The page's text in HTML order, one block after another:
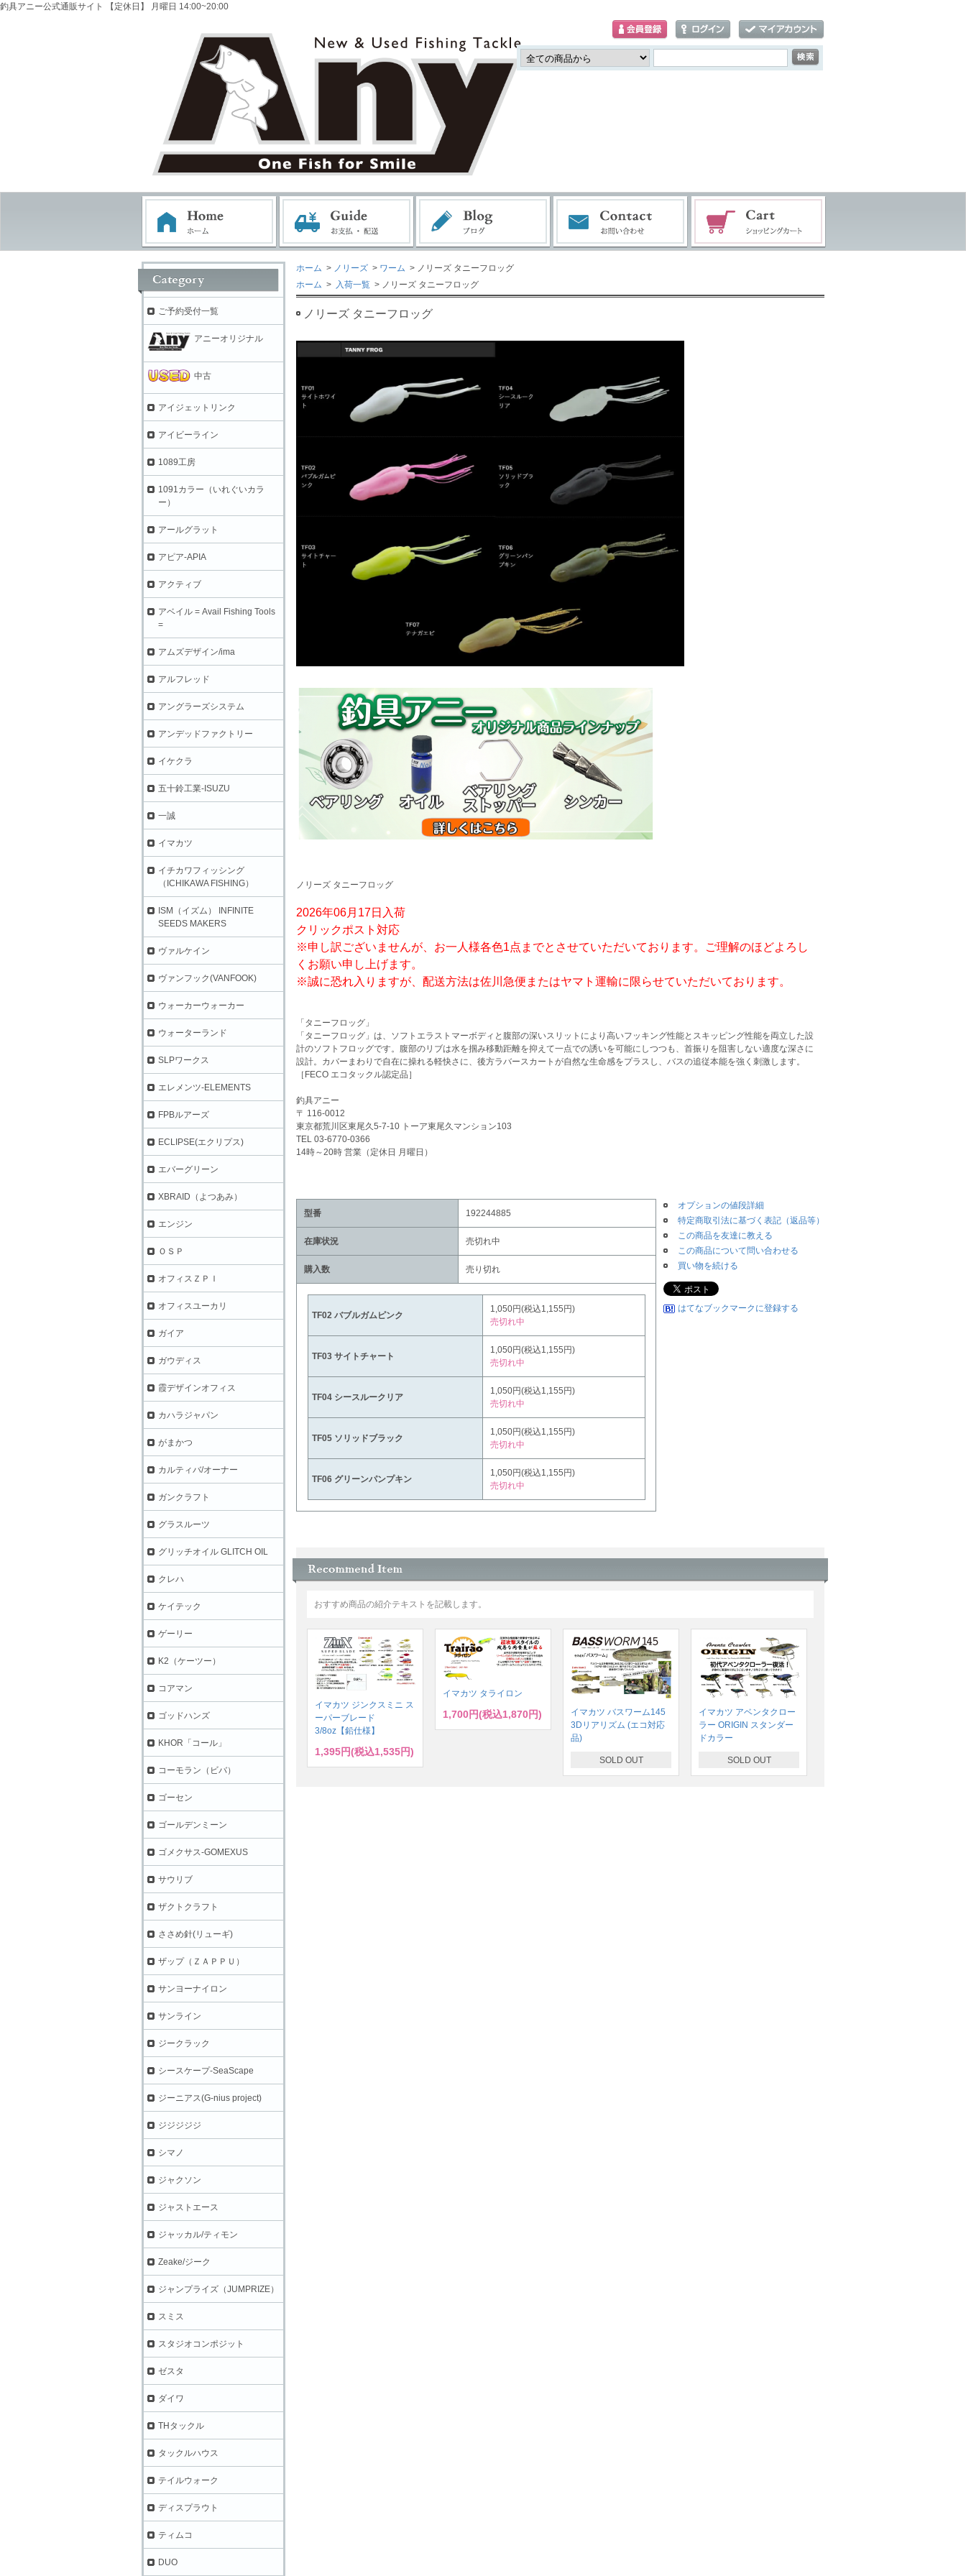
釣具アニー公式通販サイト 【定休日】 月曜日 14:00~20:00
ホーム > ノリーズ > ワーム > ノリーズ タニーフロッグ
ホーム > 入荷一覧 > ノリーズ タニーフロッグ
ノリーズ タニーフロッグ
ノリーズ タニーフロッグ
2026年06月17日入荷
クリックポスト対応
※申し訳ございませんが、お一人様各色1点までとさせていただいております。ご理解のほどよろし
くお願い申し上げます。
※誠に恐れ入りますが、配送方法は佐川急便またはヤマト運輸に限らせていただいております。
「タニーフロッグ」
「タニーフロッグ」は、ソフトエラストマーボディと腹部の深いスリットにより高いフッキング性能とスキッピング性能を両立した設
計のソフトフロッグです。腹部のリブは水を掴み移動距離を抑えて一点での誘いを可能にしつつも、首振りを阻害しない適度な深さに
設計。カバーまわりで自在に操れる軽快さに、後方ラバースカートが自然な生命感をプラスし、バスの追従本能を強く刺激します。
［FECO エコタックル認定品］
釣具アニー
〒 116-0012
東京都荒川区東尾久5-7-10 トーア東尾久マンション103
TEL 03-6770-0366
14時～20時 営業（定休日 月曜日）
型番 192244885
在庫状況 売切れ中
購入数 売り切れ
TF02 バブルガムピンク
1,050円(税込1,155円)
売切れ中
TF03 サイトチャート
1,050円(税込1,155円)
売切れ中
TF04 シースルークリア
1,050円(税込1,155円)
売切れ中
TF05 ソリッドブラック
1,050円(税込1,155円)
売切れ中
TF06 グリーンパンプキン
1,050円(税込1,155円)
売切れ中
オプションの値段詳細
特定商取引法に基づく表記（返品等）
この商品を友達に教える
この商品について問い合わせる
買い物を続ける
はてなブックマークに登録する
おすすめ商品の紹介テキストを記載します。
イマカツ ジンクスミニ ス
ーパーブレード
3/8oz【鉛仕様】
1,395円(税込1,535円)
イマカツ タライロン
1,700円(税込1,870円)
イマカツ バスワーム145
3Dリアリズム (エコ対応
品)
SOLD OUT
イマカツ アベンタクロー
ラー ORIGIN スタンダー
ドカラー
SOLD OUT
ご予約受付一覧
アニーオリジナル
中古
アイジェットリンク
アイビーライン
1089工房
1091カラー（いれぐいカラ
ー）
アールグラット
アピア-APIA
アクティブ
アベイル = Avail Fishing Tools
=
アムズデザイン/ima
アルフレッド
アングラーズシステム
アンデッドファクトリー
イケクラ
五十鈴工業-ISUZU
一誠
イマカツ
イチカワフィッシング
（ICHIKAWA FISHING）
ISM（イズム） INFINITE
SEEDS MAKERS
ヴァルケイン
ヴァンフック(VANFOOK)
ウォーカーウォーカー
ウォーターランド
SLPワークス
エレメンツ-ELEMENTS
FPBルアーズ
ECLIPSE(エクリプス)
エバーグリーン
XBRAID（よつあみ）
エンジン
ＯＳＰ
オフィスＺＰＩ
オフィスユーカリ
ガイア
ガウディス
霞デザインオフィス
カハラジャパン
がまかつ
カルティバ/オーナー
ガンクラフト
グラスルーツ
グリッチオイル GLITCH OIL
クレハ
ケイテック
ゲーリー
K2（ケーツー）
コアマン
ゴッドハンズ
KHOR「コール」
コーモラン（ビバ）
ゴーセン
ゴールデンミーン
ゴメクサス-GOMEXUS
サウリブ
ザクトクラフト
ささめ針(リューギ)
ザップ（ＺＡＰＰＵ）
サンヨーナイロン
サンライン
ジークラック
シースケープ-SeaScape
ジーニアス(G-nius project)
ジジジジジ
シマノ
ジャクソン
ジャストエース
ジャッカル/ティモン
Zeake/ジーク
ジャンプライズ（JUMPRIZE）
スミス
スタジオコンポジット
ゼスタ
ダイワ
THタックル
タックルハウス
テイルウォーク
ディスプラウト
ティムコ
DUO